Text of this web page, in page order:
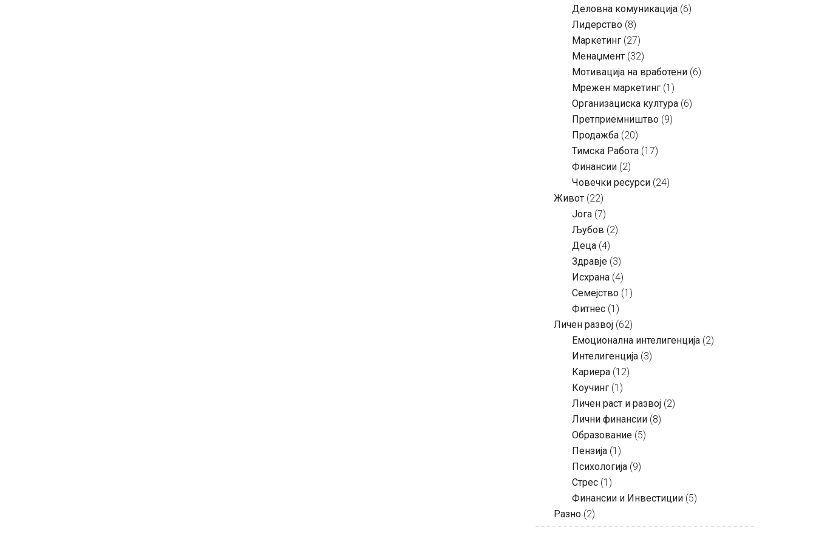
Деловна комуникација (6)
Лидерство (8)
Маркетинг (27)
Менаџмент (32)
Мотивација на вработени (6)
Мрежен маркетинг (1)
Организациска култура (6)
Претприемништво (9)
Продажба (20)
Тимска Работа (17)
Финансии (2)
Човечки ресурси (24)
Живот (22)
Јога (7)
Љубов (2)
Деца (4)
Здравје (3)
Исхрана (4)
Семејство (1)
Фитнес (1)
Личен развој (62)
Емоционална интелигенција (2)
Интелигенција (3)
Кариера (12)
Коучинг (1)
Личен раст и развој (2)
Лични финансии (8)
Образование (5)
Пензија (1)
Психологија (9)
Стрес (1)
Финансии и Инвестиции (5)
Разно (2)